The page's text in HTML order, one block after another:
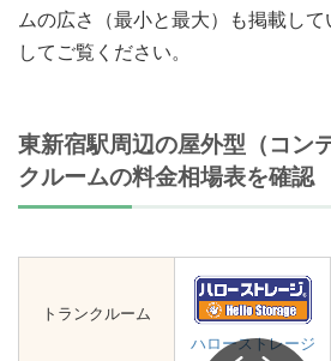
ムの広さ（最小と最大）も掲載し
してご覧ください。
東新宿駅周辺の屋外型（コン
クルームの料金相場表を確認
トランクルーム
ハローストレージ